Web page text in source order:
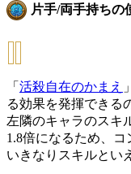
片手/両手持ちの
「 活殺自在のかまえ
る効果を発揮できる
左隣のキャラのスキ
1.8倍になるため、
いきなりスキルとい